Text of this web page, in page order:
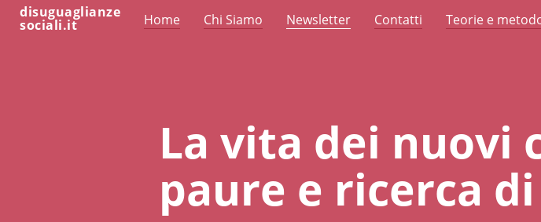
disuguaglianze
sociali.it Home Chi Siamo Newsletter Contatti Teorie e
La vita dei nuovi
paure e ricerca